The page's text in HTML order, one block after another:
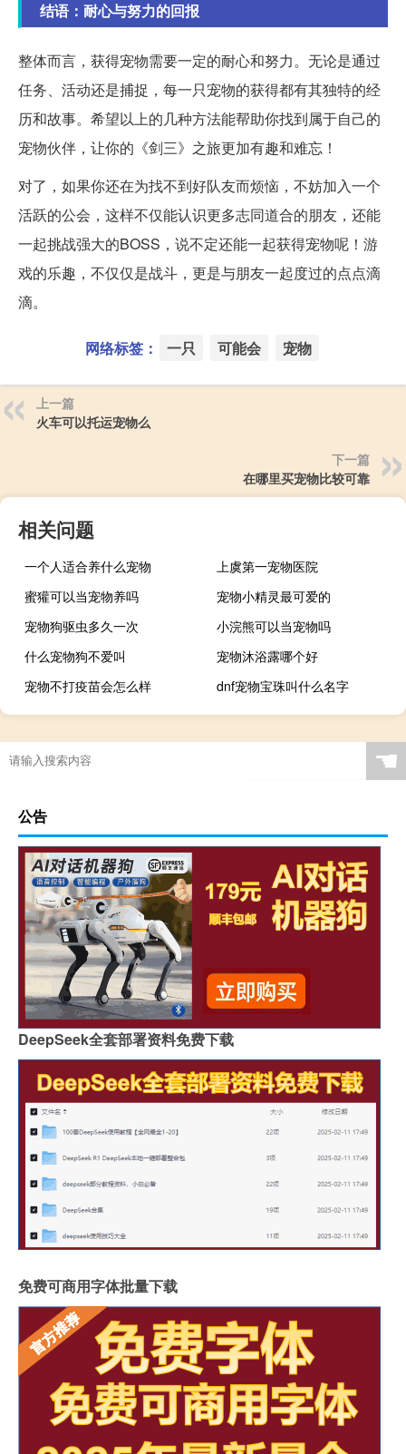
结语：耐心与努力的回报
整体而言，获得宠物需要一定的耐心和努力。无论是通过
任务、活动还是捕捉，每一只宠物的获得都有其独特的经
历和故事。希望以上的几种方法能帮助你找到属于自己的
宠物伙伴，让你的《剑三》之旅更加有趣和难忘！
对了，如果你还在为找不到好队友而烦恼，不妨加入一个
活跃的公会，这样不仅能认识更多志同道合的朋友，还能
一起挑战强大的BOSS，说不定还能一起获得宠物呢！游
戏的乐趣，不仅仅是战斗，更是与朋友一起度过的点点滴
滴。
网络标签： 一只 可能会 宠物
上一篇
火车可以托运宠物么
下一篇
在哪里买宠物比较可靠
相关问题
一个人适合养什么宠物
上虞第一宠物医院
蜜獾可以当宠物养吗
宠物小精灵最可爱的
宠物狗驱虫多久一次
小浣熊可以当宠物吗
什么宠物狗不爱叫
宠物沐浴露哪个好
宠物不打疫苗会怎么样
dnf宠物宝珠叫什么名字
☚
公告
DeepSeek全套部署资料免费下载
免费可商用字体批量下载